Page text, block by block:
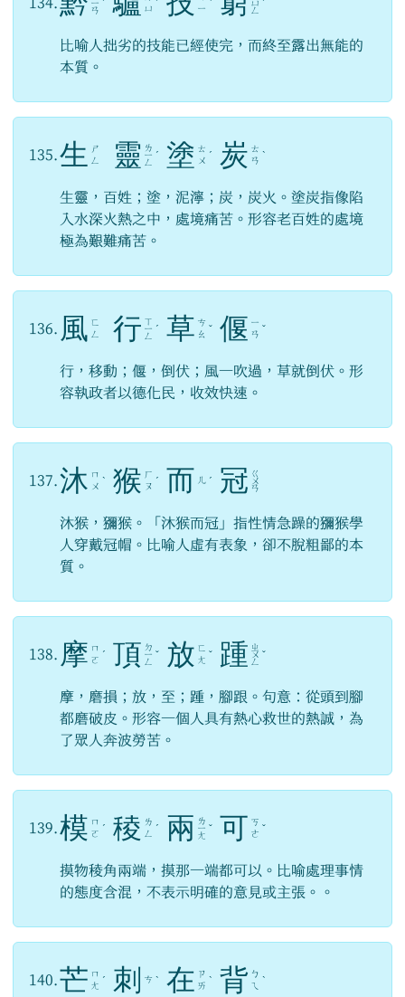
ㄧ
ㄢ
ˊ
ㄩ ˊ
ㄧ ˋ ㄩ
ㄥ
ˊ
比喻人拙劣的技能已經使完，而終至露出無能的
本質。
135. 生
ㄕ
ㄥ
靈 ㄌ
ㄧ
ㄥ
ˊ 塗 ㄊ
ㄨ ˊ 炭 ㄊ
ㄢ ˋ
生靈，百姓；塗，泥濘；炭，炭火。塗炭指像陷
入水深火熱之中，處境痛苦。形容老百姓的處境
極為艱難痛苦。
136. 風 ㄈ
ㄥ
行 ㄒ
ㄧ
ㄥ
ˊ 草 ㄘ
ㄠ ˇ 偃 ㄧ
ㄢ ˇ
行，移動；偃，倒伏；風一吹過，草就倒伏。形
容執政者以德化民，收效快速。
137. 沐 ㄇ
ㄨ ˋ 猴 ㄏ
ㄡ ˊ 而 ㄦ ˊ 冠 ㄍ
ㄨ
ㄢ
沐猴，獼猴。「沐猴而冠」指性情急躁的獼猴學
人穿戴冠帽。比喻人虛有表象，卻不脫粗鄙的本
質。
138. 摩 ㄇ
ㄛ ˊ 頂 ㄉ
ㄧ
ㄥ
ˇ 放 ㄈ
ㄤ ˇ 踵 ㄓ
ㄨ
ㄥ
ˇ
摩，磨損；放，至；踵，腳跟。句意：從頭到腳
都磨破皮。形容一個人具有熱心救世的熱誠，為
了眾人奔波勞苦。
139. 模 ㄇ
ㄛ ˊ 稜 ㄌ
ㄥ
ˊ 兩 ㄌ
ㄧ
ㄤ
ˇ 可 ㄎ
ㄜ ˇ
摸物稜角兩端，摸那一端都可以。比喻處理事情
的態度含混，不表示明確的意見或主張。。
140. 芒 ㄇ
ㄤ ˊ 刺 ㄘ ˋ 在 ㄗ
ㄞ ˋ 背 ㄅ
ㄟ ˋ